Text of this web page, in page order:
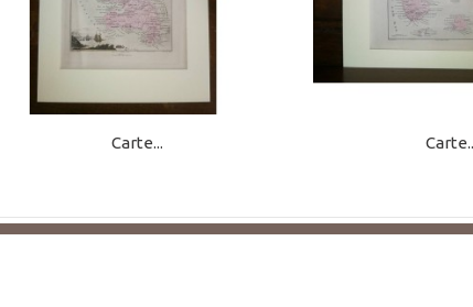
Carte...